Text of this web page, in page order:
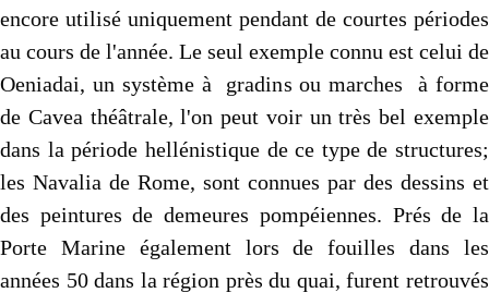
encore utilisé uniquement pendant de courtes périodes
au cours de l'année. Le seul exemple connu est celui de
Oeniadai, un système à gradins ou marches à forme
de Cavea théâtrale, l'on peut voir un très bel exemple
dans la période hellénistique de ce type de structures;
les Navalia de Rome, sont connues par des dessins et
des peintures de demeures pompéiennes. Prés de la
Porte Marine également lors de fouilles dans les
années 50 dans la région près du quai, furent retrouvés